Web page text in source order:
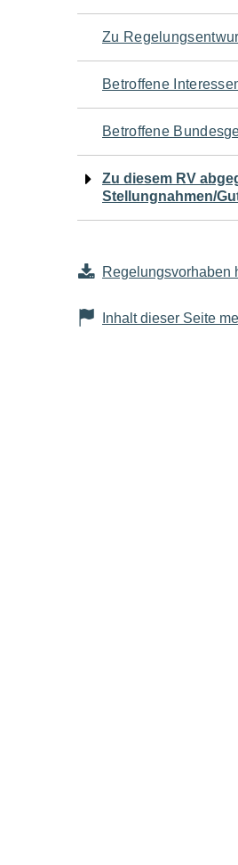
den
Zu
Betroffene
Betroffene
Zu diesem RV
Stellungnahmen/
Regelungsvorhaben
Inhalt dieser Seite